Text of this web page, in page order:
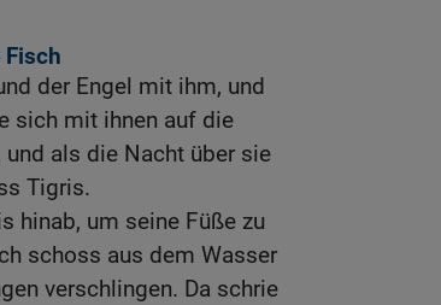
Fisch
der Engel mit ihm, und
sich mit ihnen auf die
und als die Nacht über sie
Tigris.
hinab, um seine Füße zu
schoss aus dem Wasser
verschlingen. Da schrie